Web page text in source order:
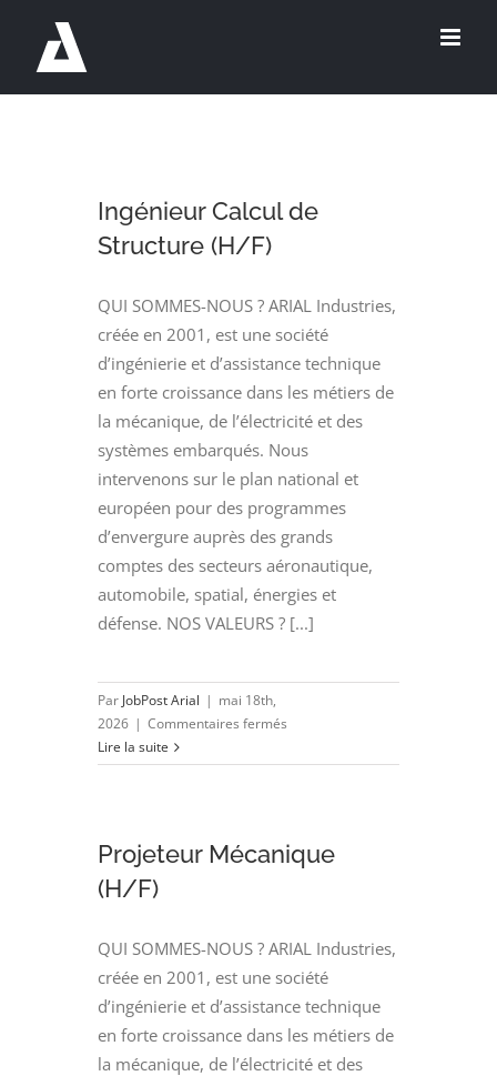
contenu
Ingénieur Calcul de
Structure (H/F)
QUI SOMMES-NOUS ? ARIAL Industries,
créée en 2001, est une société
d’ingénierie et d’assistance technique
en forte croissance dans les métiers de
la mécanique, de l’électricité et des
systèmes embarqués. Nous
intervenons sur le plan national et
européen pour des programmes
d’envergure auprès des grands
comptes des secteurs aéronautique,
automobile, spatial, énergies et
défense. NOS VALEURS ? [...]
Par JobPost Arial | mai 18th,
2026 | Commentaires fermés
Calcul
Lire la suite
Projeteur Mécanique
(H/F)
QUI SOMMES-NOUS ? ARIAL Industries,
créée en 2001, est une société
d’ingénierie et d’assistance technique
en forte croissance dans les métiers de
la mécanique, de l’électricité et des